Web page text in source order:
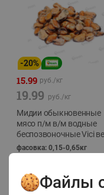
-20%
15.99 руб./кг
19.99 руб./кг
Мидии обыкновенные
мясо п/м в/м водные
беспозвоночные Vici
фасовка: 0,15-0,65кг
Файлы